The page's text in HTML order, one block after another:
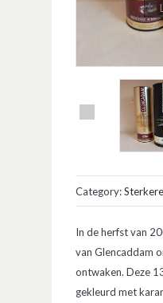
Category:
In de herfst van
van Glencaddam
ontwaken. Deze
gekleurd met